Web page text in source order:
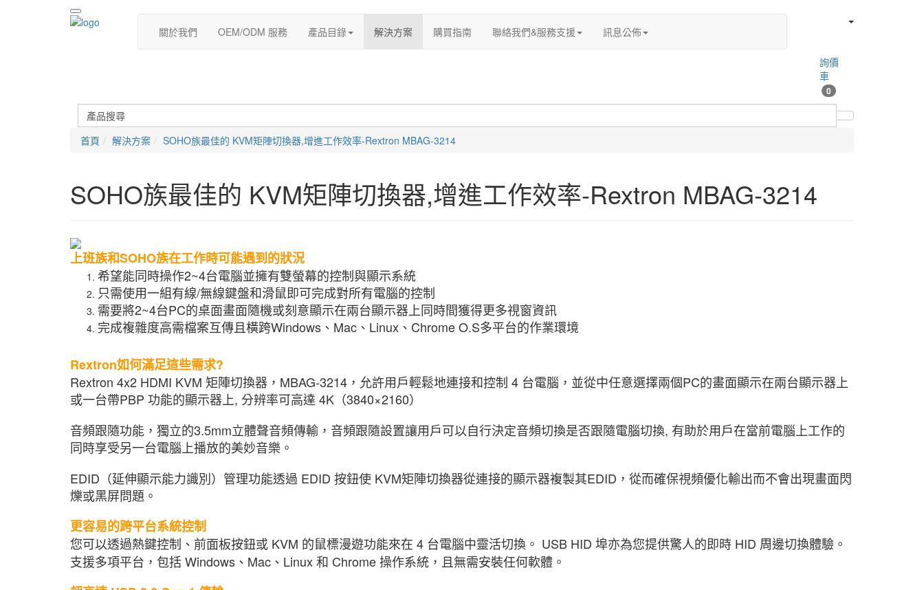
關於我們 OEM/ODM 服務 產品目錄 解決方案 購買指南 聯絡我們&服務支援 訊息公佈
詢價
車
0
首頁 解決方案 SOHO族最佳的 KVM矩陣切換器,增進工作效率-Rextron MBAG-3214
SOHO族最佳的 KVM矩陣切換器,增進工作效率-Rextron MBAG-3214
上班族和SOHO族在工作時可能遇到的狀況
希望能同時操作2~4台電腦並擁有雙螢幕的控制與顯示系統
只需使用一組有線/無線鍵盤和滑鼠即可完成對所有電腦的控制
需要將2~4台PC的桌面畫面隨機或刻意顯示在兩台顯示器上同時間獲得更多視窗資訊
完成複雜度高需檔案互傳且橫跨Windows、Mac、Linux、Chrome O.S多平台的作業環境
Rextron如何滿足這些需求?
Rextron 4x2 HDMI KVM 矩陣切換器，MBAG-3214，允許用戶輕鬆地連接和控制 4 台電腦，並從中任意選擇兩個PC的畫面顯示在兩台顯示器上
或一台帶PBP 功能的顯示器上, 分辨率可高達 4K（3840×2160）
音頻跟隨功能，獨立的3.5mm立體聲音頻傳輸，音頻跟隨設置讓用戶可以自行決定音頻切換是否跟隨電腦切換, 有助於用戶在當前電腦上工作的
同時享受另一台電腦上播放的美妙音樂。
EDID（延伸顯示能力識別）管理功能透過 EDID 按鈕使 KVM矩陣切換器從連接的顯示器複製其EDID，從而確保視頻優化輸出而不會出現畫面閃
爍或黑屏問題。
更容易的跨平台系統控制
您可以透過熱鍵控制、前面板按鈕或 KVM 的鼠標漫遊功能來在 4 台電腦中靈活切換。 USB HID 埠亦為您提供驚人的即時 HID 周邊切換體驗。
支援多項平台，包括 Windows、Mac、Linux 和 Chrome 操作系統，且無需安裝任何軟體。